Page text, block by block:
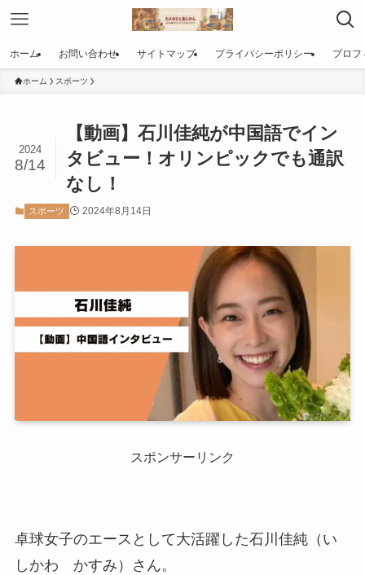
ホーム お問い合わせ サイトマップ プライバシーポリシー プロフ
ホーム スポーツ
【動画】石川佳純が中国語でイン
タビュー！オリンピックでも通訳
なし！
2024
8/14
スポーツ 2024年8月14日
スポンサーリンク
卓球女子のエースとして大活躍した石川佳純（い
しかわ かすみ）さん。